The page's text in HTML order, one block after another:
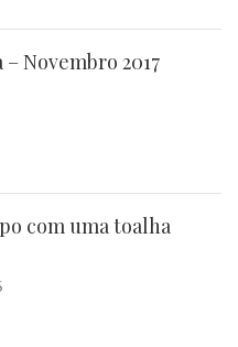
Novembro 2017
com uma toalha